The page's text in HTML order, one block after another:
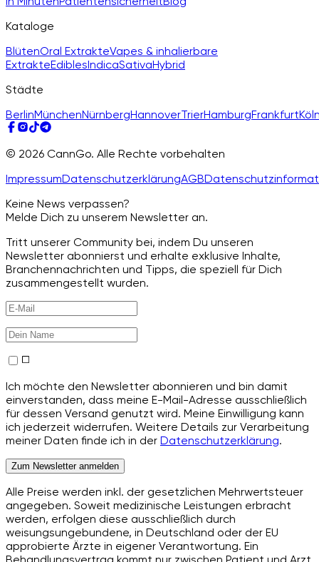
Kataloge
BlütenOral ExtrakteVapes & inhalierbare
ExtrakteEdiblesIndicaSativaHybrid
Städte
BerlinMünchenNürnbergHannoverTrierHamburgFrankfurt
© 2026 CannGo. Alle Rechte vorbehalten
ImpressumDatenschutzerklärungAGB
Keine News verpassen?
Melde Dich zu unserem Newsletter an.
Tritt unserer Community bei, indem Du unseren
Newsletter abonnierst und erhalte exklusive Inhalte,
Branchennachrichten und Tipps, die speziell für Dich
zusammengestellt wurden.
Ich möchte den Newsletter abonnieren und bin damit
einverstanden, dass meine E-Mail-Adresse ausschließlich
für dessen Versand genutzt wird. Meine Einwilligung kann
ich jederzeit widerrufen. Weitere Details zur Verarbeitung
meiner Daten finde ich in der Datenschutzerklärung.
Zum Newsletter anmelden
Alle Preise werden inkl. der gesetzlichen Mehrwertsteuer
angegeben. Soweit medizinische Leistungen erbracht
werden, erfolgen diese ausschließlich durch
weisungsungebundene, in Deutschland oder der EU
approbierte Ärzte in eigener Verantwortung. Ein